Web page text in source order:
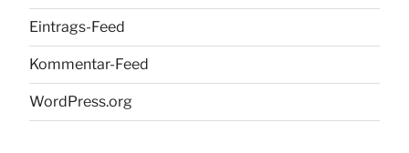
Eintrags-Feed
Kommentar-Feed
WordPress.org